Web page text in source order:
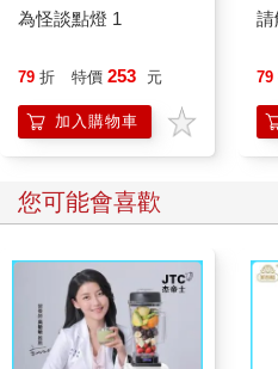
為怪談點燈 1
79 折 特價 253 元
加入購物車
請
79
您可能會喜歡